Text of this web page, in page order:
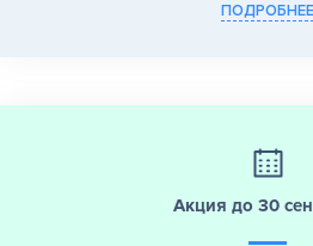
ПОДРОБНЕЕ
Акция до 30